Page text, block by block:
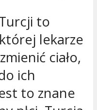
to
lekarze
ciało,
ich
to znane